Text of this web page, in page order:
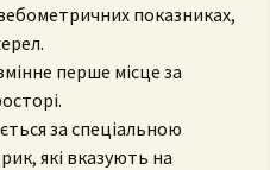
показниках,
перше місце за
за спеціальною
які вказують на